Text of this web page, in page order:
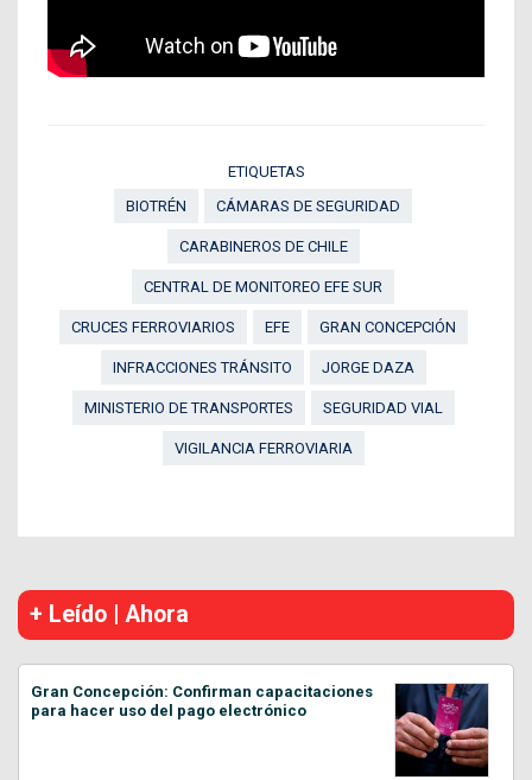
ETIQUETAS
BIOTRÉN
CÁMARAS DE SEGURIDAD
CARABINEROS DE CHILE
CENTRAL DE MONITOREO EFE SUR
CRUCES FERROVIARIOS EFE GRAN CONCEPCIÓN
INFRACCIONES TRÁNSITO JORGE DAZA
MINISTERIO DE TRANSPORTES SEGURIDAD VIAL
VIGILANCIA FERROVIARIA
+ Leído | Ahora
Gran Concepción: Confirman capacitaciones
para hacer uso del pago electrónico